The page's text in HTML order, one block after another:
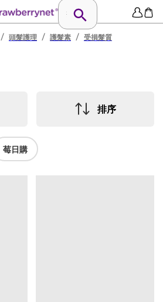
/ 頭髮護理 / 護髮素 / 受損髮質
排序
莓日購